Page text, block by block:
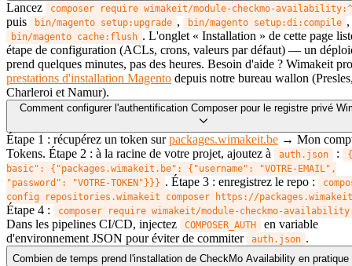
Lancez composer require wimakeit/module-checkmo-
puis bin/magento setup:upgrade , bin/magento setup:di:compile
bin/magento cache:flush . L'onglet « Installation » de cette page
étape de configuration (ACLs, crons, valeurs par défaut) — un
prend quelques minutes, pas des heures. Besoin d'aide ? Wimakeit
prestations d'installation Magento depuis notre bureau wallon
Charleroi et Namur).
Comment configurer l'authentification Composer pour le registre privé
Étape 1 : récupérez un token surpackages.wimakeit.be → Mon
Tokens. Étape 2 : à la racine de votre projet, ajoutez à
auth.json :
basic": {"packages.wimakeit.be": {"username": "VOTRE-EMAIL",
"password": "VOTRE-TOKEN"}}} . Étape 3 : enregistrez le repo :
config repositories.wimakeit composer https://
Étape 4 : composer require wimakeit/module-checkmo-
Dans les pipelines CI/CD, injectez COMPOSER_AUTH
en variable
d'environnement JSON pour éviter de commiter
auth.json .
Combien de temps prend l'installation de CheckMo Availability en